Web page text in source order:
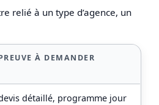
relié à un type d’agence, un
À DEMANDER
détaillé, programme jour